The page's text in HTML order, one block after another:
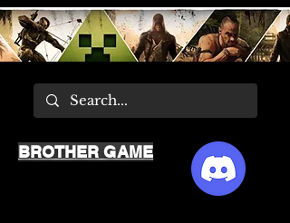
BROTHER GAME